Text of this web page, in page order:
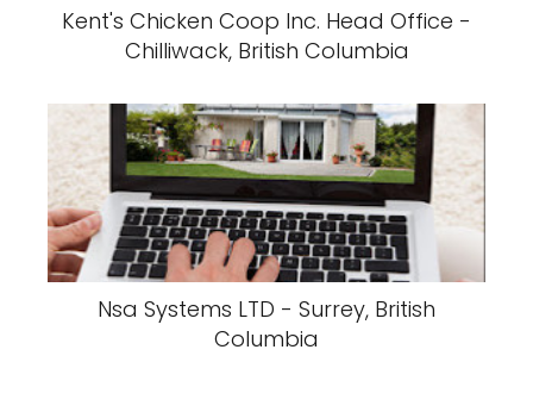
Kent's Chicken Coop Inc. Head Office -
Chilliwack, British Columbia
Nsa Systems LTD - Surrey, British
Columbia